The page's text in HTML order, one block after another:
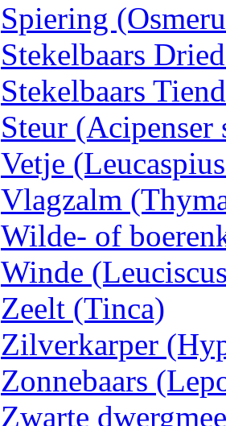
Spiering
Stekelbaars
Stekelbaars
Steur (Acipenser
Vetje
Vlagzalm
Wilde- of
Winde
Zeelt (Tinca)
Zilverkarper
Zonnebaars
Zwarte